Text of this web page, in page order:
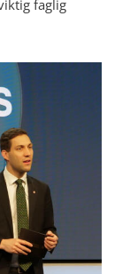
faglig